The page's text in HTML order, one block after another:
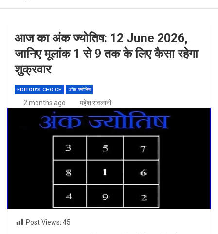
आज का अंक ज्योतिष: 12 June 2026,
जानिए मूलांक 1 से 9 तक के लिए कैसा रहेगा
शुक्रवार
EDITOR'S CHOICE अंक ज्योतिष
2 months ago महेश रावलानी
Post Views: 45